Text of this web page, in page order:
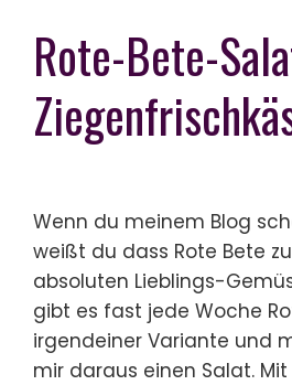
Rote-Bete-
Wenn du meinem Blog
weißt du dass Rote Bete
absoluten Lieblings-
gibt es fast jede Woche
irgendeiner Variante und
mir daraus einen Salat.